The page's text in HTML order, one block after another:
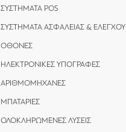
ΣΥΣΤΗΜΑΤΑ POS
ΣΥΣΤΗΜΑΤΑ ΑΣΦΑΛΕΙΑΣ & ΕΛΕΓΧΟΥ
ΟΘΟΝΕΣ
ΗΛΕΚΤΡΟΝΙΚΕΣ ΥΠΟΓΡΑΦΕΣ
ΑΡΙΘΜΟΜΗΧΑΝΕΣ
ΜΠΑΤΑΡΙΕΣ
ΟΛΟΚΛΗΡΩΜΕΝΕΣ ΛΥΣΕΙΣ